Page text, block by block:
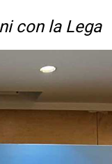
con la Lega